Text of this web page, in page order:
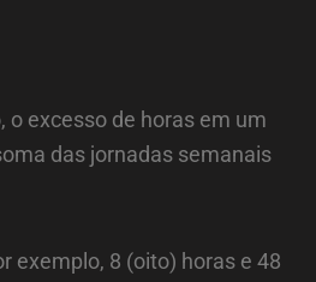
o excesso de horas em um
das jornadas semanais
exemplo, 8 (oito) horas e 48